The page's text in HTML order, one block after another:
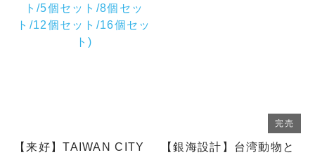
【来好】TAIWAN CITY
完売
【銀海設計】台湾動物と